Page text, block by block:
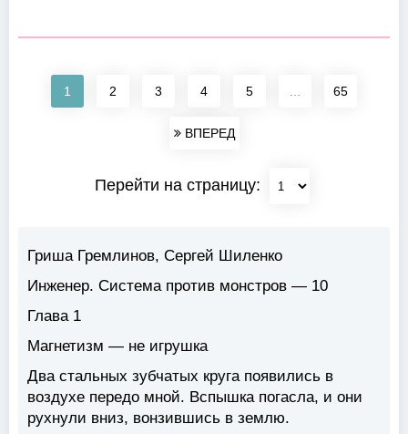
1 2 3 4 5 ... 65
ВПЕРЕД
Перейти на страницу:
Гриша Гремлинов, Сергей Шиленко
Инженер. Система против монстров — 10
Глава 1
Магнетизм — не игрушка
Два стальных зубчатых круга появились в
воздухе передо мной. Вспышка погасла, и они
рухнули вниз, вонзившись в землю.